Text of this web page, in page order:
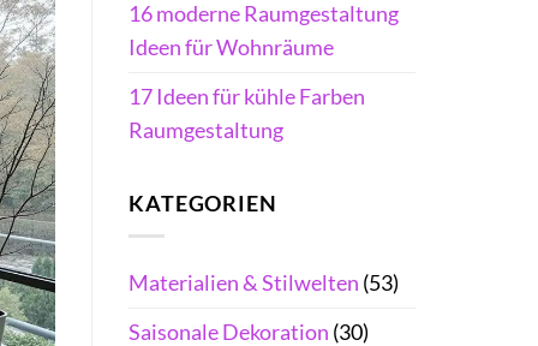
16 moderne Raumgestaltung
Ideen für Wohnräume
17 Ideen für kühle Farben
Raumgestaltung
KATEGORIEN
Materialien & Stilwelten (53)
Saisonale Dekoration (30)